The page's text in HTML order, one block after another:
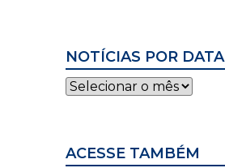
NOTÍCIAS POR DATA
Notícias
por
ACESSE TAMBÉM